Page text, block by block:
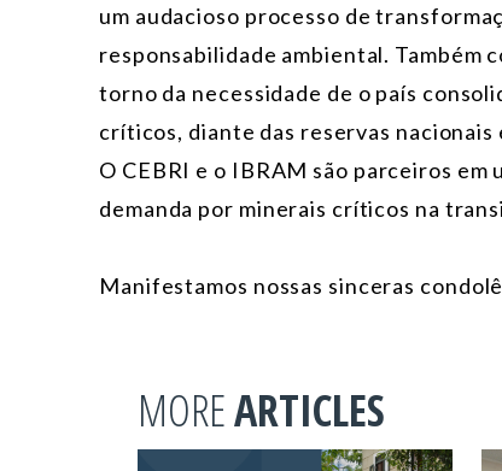
um audacioso processo de
responsabilidade ambiental. Também
torno da necessidade de o país
críticos, diante das reservas nacionais
O CEBRI e o IBRAM são parceiros
demanda por minerais críticos na
Manifestamos nossas sinceras
MOREARTICLES